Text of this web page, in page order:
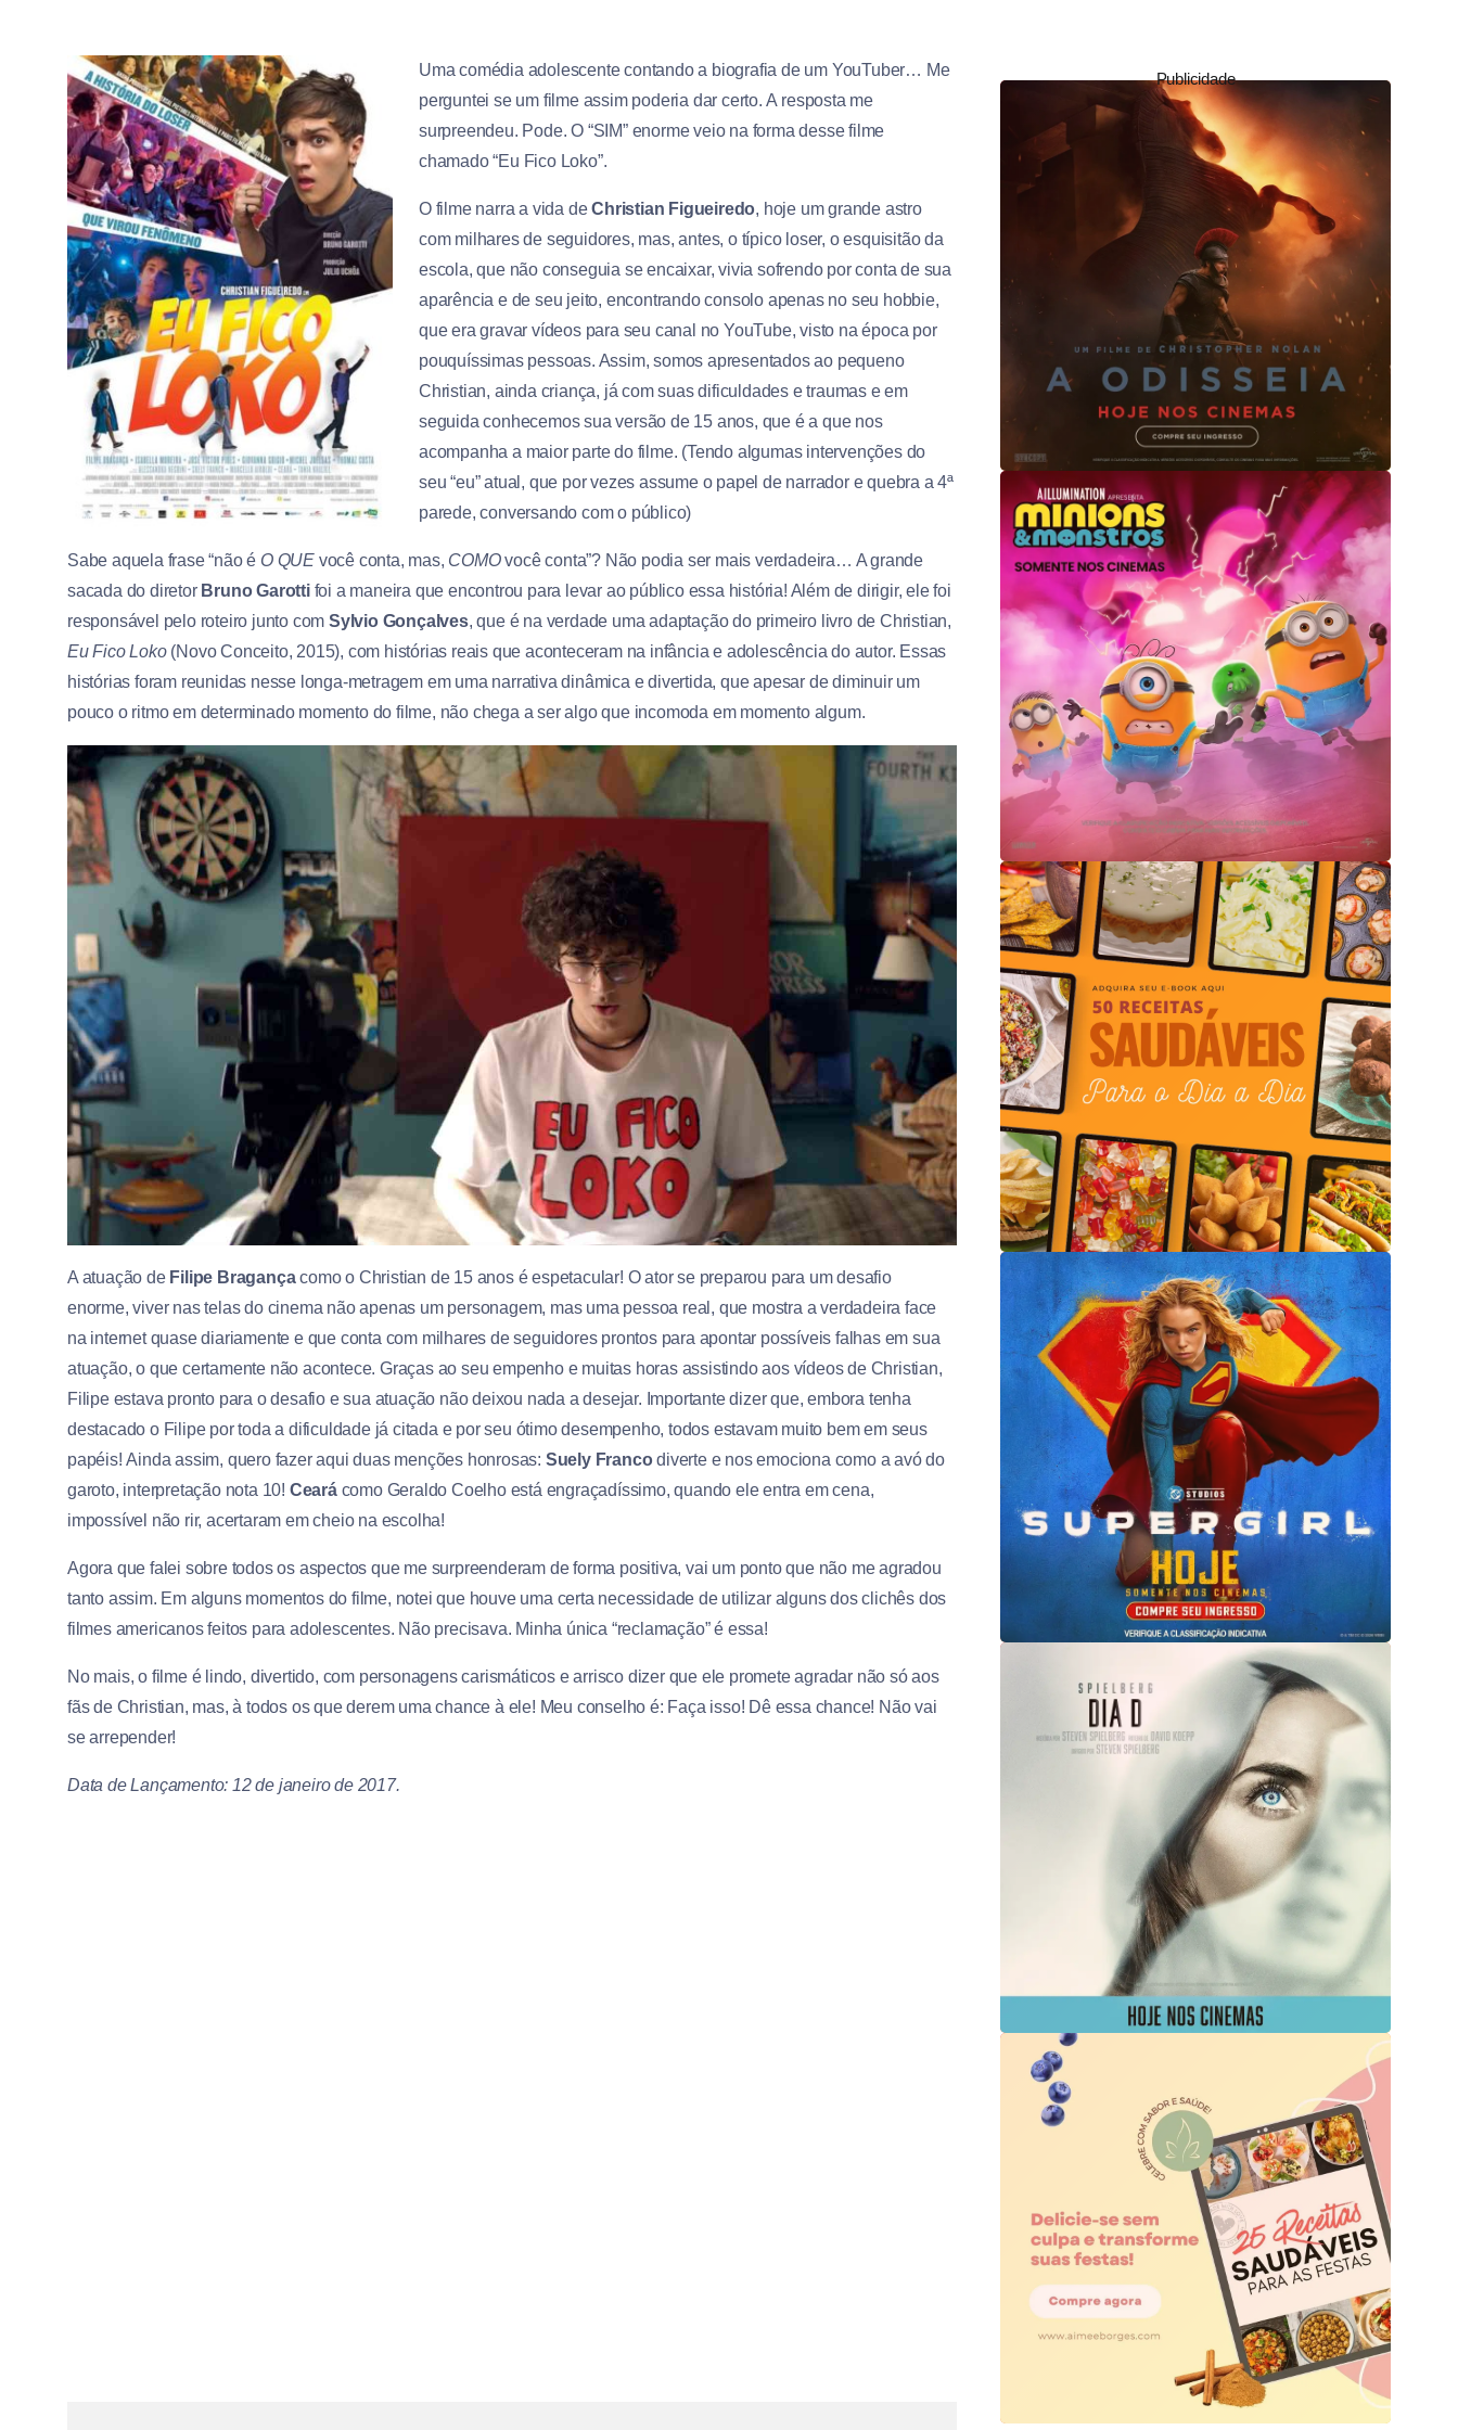
Uma comédia adolescente contando a biografia de um YouTuber… Me
perguntei se um filme assim poderia dar certo. A resposta me
surpreendeu. Pode. O “SIM” enorme veio na forma desse filme
chamado “Eu Fico Loko”.
O filme narra a vida deChristian Figueiredo, hoje um grande astro
com milhares de seguidores, mas, antes, o típico loser, o esquisitão da
escola, que não conseguia se encaixar, vivia sofrendo por conta de sua
aparência e de seu jeito, encontrando consolo apenas no seu hobbie,
que era gravar vídeos para seu canal no YouTube, visto na época por
pouquíssimas pessoas. Assim, somos apresentados ao pequeno
Christian, ainda criança, já com suas dificuldades e traumas e em
seguida conhecemos sua versão de 15 anos, que é a que nos
acompanha a maior parte do filme. (Tendo algumas intervenções do
seu “eu” atual, que por vezes assume o papel de narrador e quebra a 4ª
parede, conversando com o público)
Sabe aquela frase “não é O QUE você conta, mas, COMOvocê conta”? Não podia ser mais verdadeira… A grande
sacada do diretor Bruno Garottifoi a maneira que encontrou para levar ao público essa história! Além de dirigir, ele foi
responsável pelo roteiro junto comSylvio Gonçalves, que é na verdade uma adaptação do primeiro livro de Christian,
Eu Fico Loko(Novo Conceito, 2015), com histórias reais que aconteceram na infância e adolescência do autor. Essas
histórias foram reunidas nesse longa-metragem em uma narrativa dinâmica e divertida, que apesar de diminuir um
pouco o ritmo em determinado momento do filme, não chega a ser algo que incomoda em momento algum.
A atuação de Filipe Bragançacomo o Christian de 15 anos é espetacular! O ator se preparou para um desafio
enorme, viver nas telas do cinema não apenas um personagem, mas uma pessoa real, que mostra a verdadeira face
na internet quase diariamente e que conta com milhares de seguidores prontos para apontar possíveis falhas em sua
atuação, o que certamente não acontece. Graças ao seu empenho e muitas horas assistindo aos vídeos de Christian,
Filipe estava pronto para o desafio e sua atuação não deixou nada a desejar. Importante dizer que, embora tenha
destacado o Filipe por toda a dificuldade já citada e por seu ótimo desempenho, todos estavam muito bem em seus
papéis! Ainda assim, quero fazer aqui duas menções honrosas: Suely Francodiverte e nos emociona como a avó do
garoto, interpretação nota 10! Cearácomo Geraldo Coelho está engraçadíssimo, quando ele entra em cena,
impossível não rir, acertaram em cheio na escolha!
Agora que falei sobre todos os aspectos que me surpreenderam de forma positiva, vai um ponto que não me agradou
tanto assim. Em alguns momentos do filme, notei que houve uma certa necessidade de utilizar alguns dos clichês dos
filmes americanos feitos para adolescentes. Não precisava. Minha única “reclamação” é essa!
No mais, o filme é lindo, divertido, com personagens carismáticos e arrisco dizer que ele promete agradar não só aos
fãs de Christian, mas, à todos os que derem uma chance à ele! Meu conselho é: Faça isso! Dê essa chance! Não vai
se arrepender!
Data de Lançamento: 12 de janeiro de 2017.
Publicidade